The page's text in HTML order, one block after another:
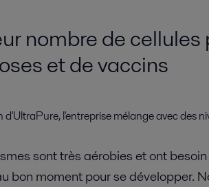
nombre de
et de vaccins
d'UltraPure, l'entreprise mélange avec des
sont très aérobies et ont
bon moment pour se développer.